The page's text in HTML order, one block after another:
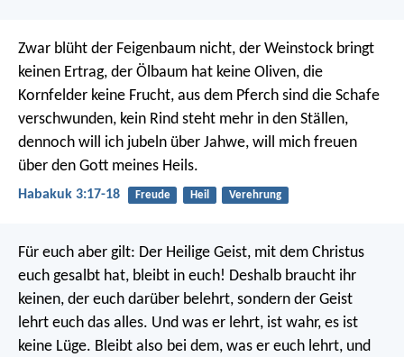
Zwar blüht der Feigenbaum nicht, der Weinstock bringt
keinen Ertrag, der Ölbaum hat keine Oliven, die
Kornfelder keine Frucht, aus dem Pferch sind die Schafe
verschwunden, kein Rind steht mehr in den Ställen,
dennoch will ich jubeln über Jahwe, will mich freuen
über den Gott meines Heils.
Habakuk 3:17-18 Freude Heil Verehrung
Für euch aber gilt: Der Heilige Geist, mit dem Christus
euch gesalbt hat, bleibt in euch! Deshalb braucht ihr
keinen, der euch darüber belehrt, sondern der Geist
lehrt euch das alles. Und was er lehrt, ist wahr, es ist
keine Lüge. Bleibt also bei dem, was er euch lehrt, und